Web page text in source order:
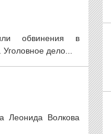
обвинения в
дело...
Леонида Волкова